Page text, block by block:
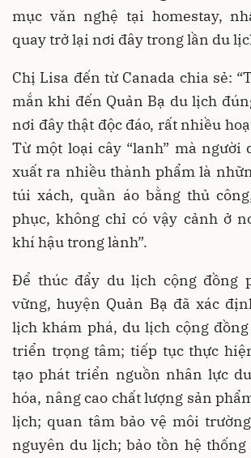
mục văn nghệ tại homestay,
quay trở lại nơi đây trong lần du
Chị Lisa đến từ Canada chia sẻ:
mắn khi đến Quản Bạ du lịch
nơi đây thật độc đáo, rất nhiều
Từ một loại cây “lanh” mà người
xuất ra nhiều thành phẩm là
túi xách, quần áo bằng thủ
phục, không chỉ có vậy cảnh ở
khí hậu trong lành”.
Để thúc đẩy du lịch cộng đồng
vững, huyện Quản Bạ đã xác
lịch khám phá, du lịch cộng
triển trọng tâm; tiếp tục thực
tạo phát triển nguồn nhân lực
hóa, nâng cao chất lượng sản
lịch; quan tâm bảo vệ môi
nguyên du lịch; bảo tồn hệ